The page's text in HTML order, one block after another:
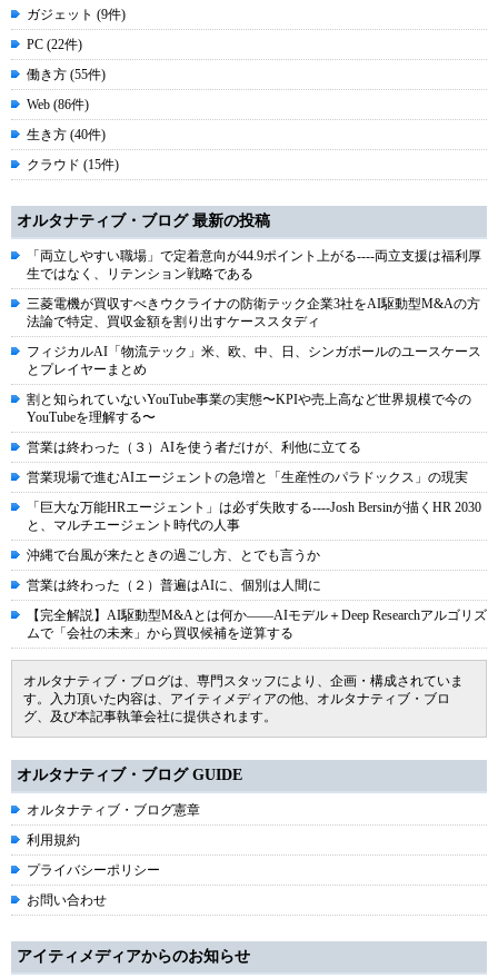
ガジェット (9件)
PC (22件)
働き方 (55件)
Web (86件)
生き方 (40件)
クラウド (15件)
オルタナティブ・ブログ 最新の投稿
「両立しやすい職場」で定着意向が44.9ポイント上がる----両立支援は福利厚
生ではなく、リテンション戦略である
三菱電機が買収すべきウクライナの防衛テック企業3社をAI駆動型M&Aの方
法論で特定、買収金額を割り出すケーススタディ
フィジカルAI「物流テック」米、欧、中、日、シンガポールのユースケース
とプレイヤーまとめ
割と知られていないYouTube事業の実態〜KPIや売上高など世界規模で今の
YouTubeを理解する〜
営業は終わった（３）AIを使う者だけが、利他に立てる
営業現場で進むAIエージェントの急増と「生産性のパラドックス」の現実
「巨大な万能HRエージェント」は必ず失敗する----Josh Bersinが描くHR 2030
と、マルチエージェント時代の人事
沖縄で台風が来たときの過ごし方、とでも言うか
営業は終わった（２）普遍はAIに、個別は人間に
【完全解説】AI駆動型M&Aとは何か――AIモデル＋Deep Researchアルゴリズ
ムで「会社の未来」から買収候補を逆算する
オルタナティブ・ブログは、専門スタッフにより、企画・構成されていま
す。入力頂いた内容は、アイティメディアの他、オルタナティブ・ブロ
グ、及び本記事執筆会社に提供されます。
オルタナティブ・ブログ GUIDE
オルタナティブ・ブログ憲章
利用規約
プライバシーポリシー
お問い合わせ
アイティメディアからのお知らせ